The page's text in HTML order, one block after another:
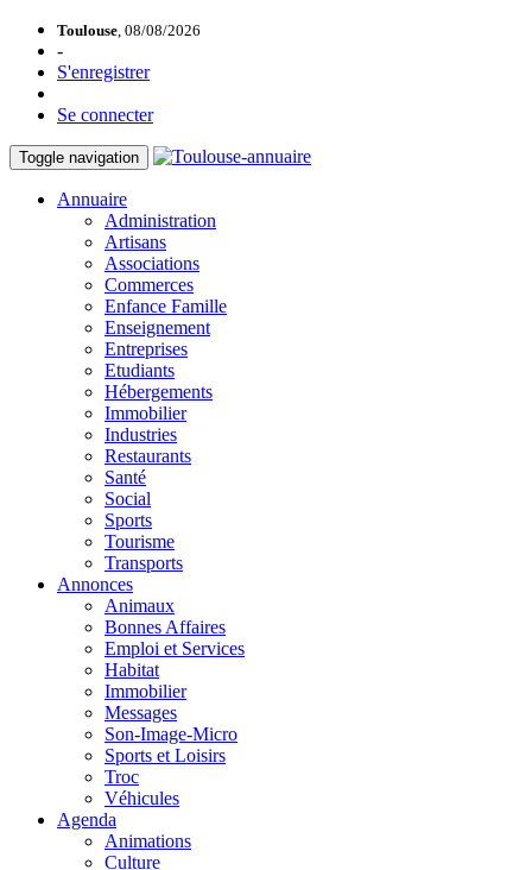
Toulouse, 08/08/2026
-
S'enregistrer
Se connecter
Toggle navigation
Annuaire
Administration
Artisans
Associations
Commerces
Enfance Famille
Enseignement
Entreprises
Etudiants
Hébergements
Immobilier
Industries
Restaurants
Santé
Social
Sports
Tourisme
Transports
Annonces
Animaux
Bonnes Affaires
Emploi et Services
Habitat
Immobilier
Messages
Son-Image-Micro
Sports et Loisirs
Troc
Véhicules
Agenda
Animations
Culture